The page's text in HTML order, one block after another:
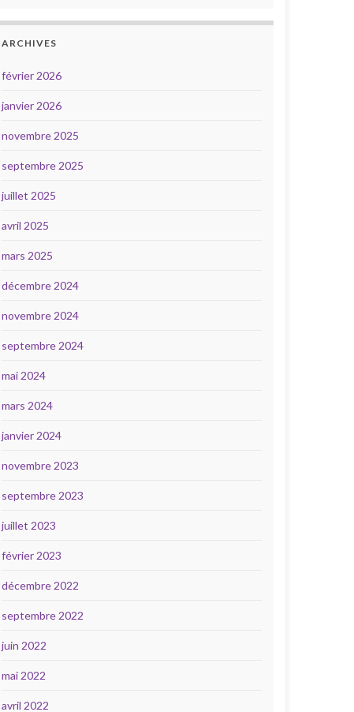
ARCHIVES
février 2026
janvier 2026
novembre 2025
septembre 2025
juillet 2025
avril 2025
mars 2025
décembre 2024
novembre 2024
septembre 2024
mai 2024
mars 2024
janvier 2024
novembre 2023
septembre 2023
juillet 2023
février 2023
décembre 2022
septembre 2022
juin 2022
mai 2022
avril 2022